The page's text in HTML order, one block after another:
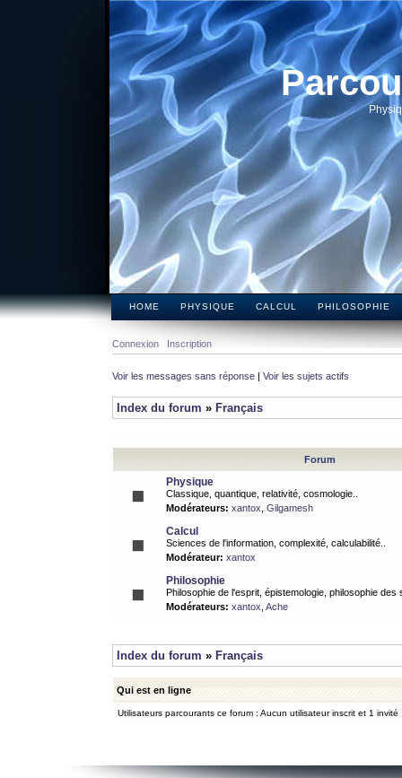
HOME PHYSIQUE CALCUL PHILOSOPHIE
Connexion Inscription
Voir les messages sans réponse | Voir les sujets actifs
Index du forum » Français
Forum
Physique
Classique, quantique, relativité, cosmologie..
Modérateurs: xantox Gilgamesh
Calcul
Sciences de l'information, complexité, calculabilité..
Modérateur: xantox
Philosophie
Philosophie de l'esprit, épistemologie, philosophie des
Modérateurs: xantox Ache
Index du forum » Français
Qui est en ligne
Utilisateurs parcourants ce forum : Aucun utilisateur inscrit et 1 invité